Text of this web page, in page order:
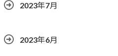
2023年7月
2023年6月